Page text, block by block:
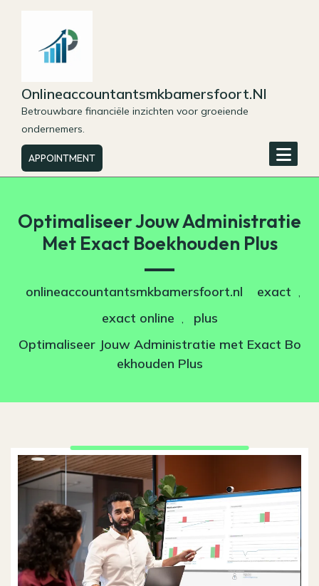
Onlineaccountantsmkbamersfoort.nl
Betrouwbare financiële inzichten voor groeiende
ondernemers.
APPOINTMENT
Optimaliseer Jouw Administratie
Met Exact Boekhouden Plus
onlineaccountantsmkbamersfoort.nl exact ,
exact online ,
plus
Optimaliseer Jouw Administratie met Exact Bo
ekhouden Plus